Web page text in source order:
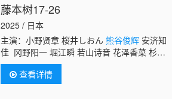
藤本树17-26
2025 / 日本
主演：小野贤章 桜井しおん 熊谷俊辉安济知
佳 冈野阳一 堀江瞬 若山诗音 花泽香菜 杉田
智和 菊田千瑛 幸村惠理 榊原优希 河濑茉
希 咲咲木瞳 松冈洋平 中井友望 中岛瑠菜
查看详情